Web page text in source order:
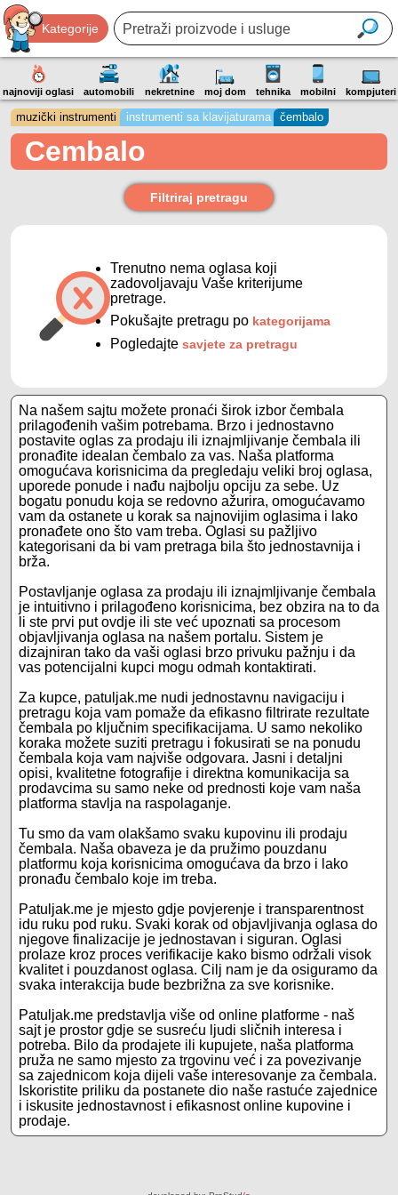
Kategorije
najnoviji oglasi automobili nekretnine moj dom tehnika mobilni kompjuteri
muzički instrumenti instrumenti sa klavijaturama čembalo
Cembalo
Filtriraj pretragu
Trenutno nema oglasa koji
zadovoljavaju Vaše kriterijume
pretrage.
Pokušajte pretragu po kategorijama
Pogledajte savjete za pretragu
Na našem sajtu možete pronaći širok izbor čembala
prilagođenih vašim potrebama. Brzo i jednostavno
postavite oglas za prodaju ili iznajmljivanje čembala ili
pronađite idealan čembalo za vas. Naša platforma
omogućava korisnicima da pregledaju veliki broj oglasa,
uporede ponude i nađu najbolju opciju za sebe. Uz
bogatu ponudu koja se redovno ažurira, omogućavamo
vam da ostanete u korak sa najnovijim oglasima i lako
pronađete ono što vam treba. Oglasi su pažljivo
kategorisani da bi vam pretraga bila što jednostavnija i
brža.
Postavljanje oglasa za prodaju ili iznajmljivanje čembala
je intuitivno i prilagođeno korisnicima, bez obzira na to da
li ste prvi put ovdje ili ste već upoznati sa procesom
objavljivanja oglasa na našem portalu. Sistem je
dizajniran tako da vaši oglasi brzo privuku pažnju i da
vas potencijalni kupci mogu odmah kontaktirati.
Za kupce, patuljak.me nudi jednostavnu navigaciju i
pretragu koja vam pomaže da efikasno filtrirate rezultate
čembala po ključnim specifikacijama. U samo nekoliko
koraka možete suziti pretragu i fokusirati se na ponudu
čembala koja vam najviše odgovara. Jasni i detaljni
opisi, kvalitetne fotografije i direktna komunikacija sa
prodavcima su samo neke od prednosti koje vam naša
platforma stavlja na raspolaganje.
Tu smo da vam olakšamo svaku kupovinu ili prodaju
čembala. Naša obaveza je da pružimo pouzdanu
platformu koja korisnicima omogućava da brzo i lako
pronađu čembalo koje im treba.
Patuljak.me je mjesto gdje povjerenje i transparentnost
idu ruku pod ruku. Svaki korak od objavljivanja oglasa do
njegove finalizacije je jednostavan i siguran. Oglasi
prolaze kroz proces verifikacije kako bismo održali visok
kvalitet i pouzdanost oglasa. Cilj nam je da osiguramo da
svaka interakcija bude bezbrižna za sve korisnike.
Patuljak.me predstavlja više od online platforme - naš
sajt je prostor gdje se susreću ljudi sličnih interesa i
potreba. Bilo da prodajete ili kupujete, naša platforma
pruža ne samo mjesto za trgovinu već i za povezivanje
sa zajednicom koja dijeli vaše interesovanje za čembala.
Iskoristite priliku da postanete dio naše rastuće zajednice
i iskusite jednostavnost i efikasnost online kupovine i
prodaje.